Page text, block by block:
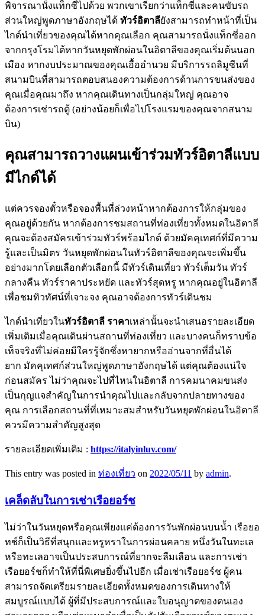
พิจารณานั่งแท็กซี่ไปด้วย พวกเขาเรียกว่าแท็กซี่และคนขับรถ
ส่วนใหญ่พูดภาษาอังกฤษได้ ทัวร์อิตาลียังสามารถทำหน้าที่เป็น
ไกด์นำเที่ยวของคุณได้หากคุณเลือก คุณสามารถนั่งแท็กซี่ออก
จากกรุงโรมได้หากวันหยุดพักผ่อนในอิตาลีของคุณเริ่มต้นนอก
เมือง หากงบประมาณของคุณเอื้ออำนวย มีบริการรถลิมูซีนที่
สนามบินที่สามารถตอบสนองความต้องการด้านการขนส่งของ
คุณเมื่อคุณมาถึง หากคุณเดินทางเป็นกลุ่มใหญ่ คุณอาจ
ต้องการเช่ารถตู้ (อย่างน้อยก็เพื่อไปโรงแรมของคุณจากสนาม
บิน)
คุณสามารถวางแผนเข้าร่วมทัวร์อิตาลีแบบ
มีไกด์ได้
แต่ควรจองตั๋วหรือจองพื้นที่ล่วงหน้าหากต้องการให้กลุ่มของ
คุณอยู่ด้วยกัน หากต้องการชมสถานที่ท่องเที่ยวทั้งหมดในอิตาลี
คุณจะต้องสมัครเข้าร่วมทัวร์พร้อมไกด์ ด้วยมัคคุเทศก์ที่มีความ
รู้และเป็นมิตร วันหยุดพักผ่อนในทัวร์อิตาลีของคุณจะเพิ่มขึ้น
อย่างมากโดยเลือกตัวเลือกนี้ มีทัวร์เดินเที่ยว ทัวร์เต็มวัน ทัวร์
กลางคืน ทัวร์ราคาประหยัด และทัวร์สุดหรู หากคุณอยู่ในอิตาลี
เพื่อชมทิวทัศน์ที่เจาะจง คุณอาจต้องการทัวร์เดินชม
ไกด์นำเที่ยวในทัวร์อิตาลี ราคาเหล่านั้นจะนำเสนอรายละเอียด
เพิ่มเติมเมื่อคุณเดินผ่านสถานที่ท่องเที่ยว และบางคนก็ทราบข้อ
เท็จจริงที่ไม่ค่อยมีใครรู้จักซึ่งหายากหรืออ่านจากที่อื่นได้
ยาก มัคคุเทศก์ส่วนใหญ่พูดภาษาอังกฤษได้ แต่คุณต้องแน่ใจ
ก่อนสมัคร ไม่ว่าคุณจะไปที่ไหนในอิตาลี การคมนาคมขนส่ง
เป็นกุญแจสำคัญในการนำคุณไปและกลับจากปลายทางของ
คุณ การเลือกสถานที่ที่เหมาะสมสำหรับวันหยุดพักผ่อนในอิตาลี
ควรมีความสำคัญสูงสุด
รายละเอียดเพิ่มเติม : https://italyinluv.com/
This entry was posted in ท่องเที่ยว on 2022/05/11 by admin.
เคล็ดลับในการเช่าเรือยอร์ช
ไม่ว่าในวันหยุดหรือคุณเพียงแค่ต้องการวันพักผ่อนบนน้ำ เรือยอ
ทช์ก็เป็นวิธีที่สนุกและหรูหราในการผ่อนคลาย หนึ่งวันในทะเล
หรือทะเลอาจเป็นประสบการณ์ที่ยากจะลืมเลือน และการเช่า
เรือยอร์ชก็ทำให้ที่นี่พิเศษยิ่งขึ้นไปอีก เมื่อเช่าเรือยอร์ช ผู้คน
สามารถจัดเตรียมรายละเอียดทั้งหมดของการเดินทางให้
สมบูรณ์แบบได้ ผู้ที่มีประสบการณ์และใบอนุญาตของตนเอง